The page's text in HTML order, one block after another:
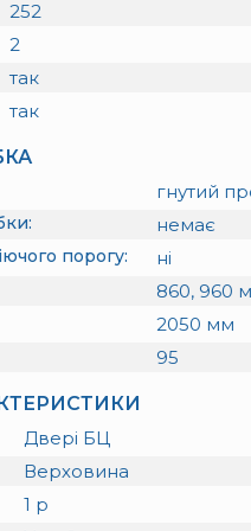
252
2
так
так
гнутий
немає
порогу: ні
860, 960
2050 мм
95
Двері БЦ
Верховина
1 р